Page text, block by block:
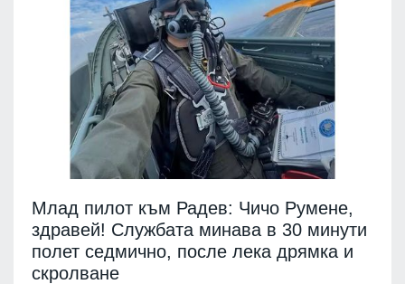
Млад пилот към Радев: Чичо Румене,
здравей! Службата минава в 30 минути
полет седмично, после лека дрямка и
скролване